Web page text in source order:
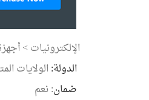
الإلكترونيات>
الدولة:الولايات
ضمان: نعم